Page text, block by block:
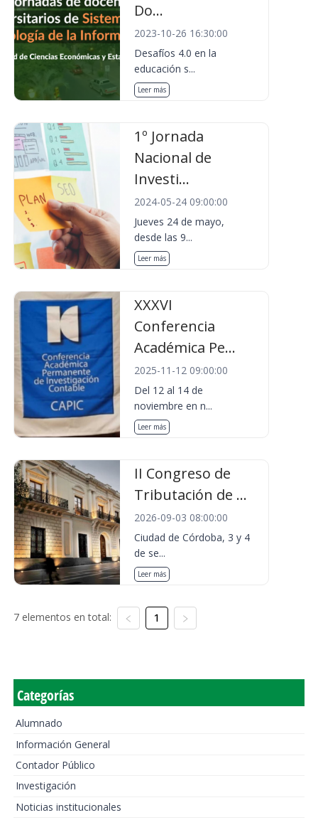
Do...
2023-10-26 16:30:00
Desafíos 4.0 en la
educación s...
Leer más
1º Jornada
Nacional de
Investi...
2024-05-24 09:00:00
Jueves 24 de mayo,
desde las 9...
Leer más
XXXVI
Conferencia
Académica Pe...
2025-11-12 09:00:00
Del 12 al 14 de
noviembre en n...
Leer más
II Congreso de
Tributación de ...
2026-09-03 08:00:00
Ciudad de Córdoba, 3 y 4
de se...
Leer más
7 elementos en total: 1
Categorías
Alumnado
Información General
Contador Público
Investigación
Noticias institucionales